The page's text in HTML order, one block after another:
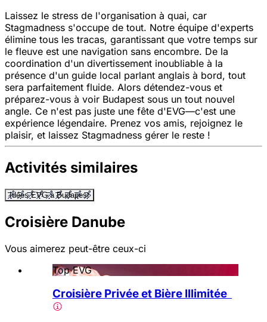
Laissez le stress de l'organisation à quai, car
Stagmadness s'occupe de tout. Notre équipe d'experts
élimine tous les tracas, garantissant que votre temps sur
le fleuve est une navigation sans encombre. De la
coordination d'un divertissement inoubliable à la
présence d'un guide local parlant anglais à bord, tout
sera parfaitement fluide. Alors détendez-vous et
préparez-vous à voir Budapest sous un tout nouvel
angle. Ce n'est pas juste une fête d'EVG—c'est une
expérience légendaire. Prenez vos amis, rejoignez le
plaisir, et laissez Stagmadness gérer le reste !
Activités similaires
Idées EVG à Budapest
Croisière Danube
Vous aimerez peut-être ceux-ci
Top EVG
Croisière Privée et Bière Illimitée